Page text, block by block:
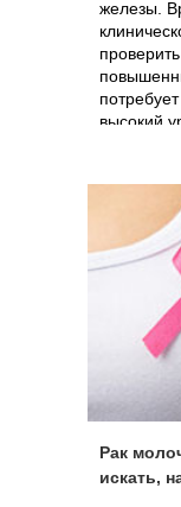
железы.
высокий
Рак
искать,